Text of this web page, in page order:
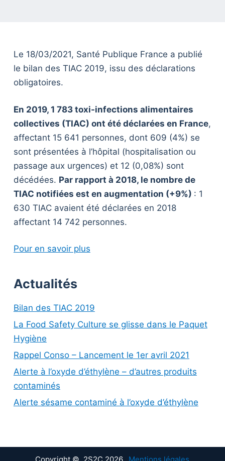
Le 18/03/2021, Santé Publique France a publié
le bilan des TIAC 2019, issu des déclarations
obligatoires.
En 2019, 1 783 toxi-infections alimentaires
collectives (TIAC) ont été déclarées en France,
affectant 15 641 personnes, dont 609 (4%) se
sont présentées à l’hôpital (hospitalisation ou
passage aux urgences) et 12 (0,08%) sont
décédées. Par rapport à 2018, le nombre de
TIAC notifiées est en augmentation (+9%) : 1
630 TIAC avaient été déclarées en 2018
affectant 14 742 personnes.
Pour en savoir plus
Actualités
Bilan des TIAC 2019
La Food Safety Culture se glisse dans le Paquet
Hygiène
Rappel Conso – Lancement le 1er avril 2021
Alerte à l’oxyde d’éthylène – d’autres produits
contaminés
Alerte sésame contaminé à l’oxyde d’éthylène